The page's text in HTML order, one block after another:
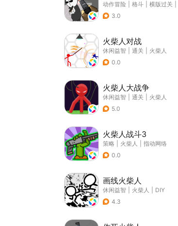
动作冒险 格斗 横版过关
3.0
火柴人对战
休闲益智 通关
火柴人
0.0
火柴人大战争
休闲益智 通关
火柴人
5.0
火柴人战斗3
策略 火柴人
指动网络
0.0
画线火柴人
休闲益智 火柴人
DIY
4.3